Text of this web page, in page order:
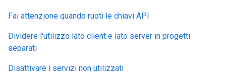
Fai attenzione quando ruoti le chiavi API
Dividere l'utilizzo lato client e lato server in progetti
separati
Disattivare i servizi non utilizzati